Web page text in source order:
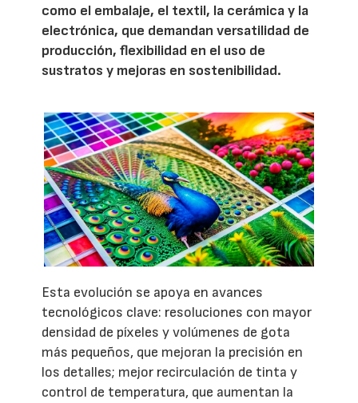
como el embalaje, el textil, la cerámica y la
electrónica, que demandan versatilidad de
producción, flexibilidad en el uso de
sustratos y mejoras en sostenibilidad.
Esta evolución se apoya en avances
tecnológicos clave: resoluciones con mayor
densidad de píxeles y volúmenes de gota
más pequeños, que mejoran la precisión en
los detalles; mejor recirculación de tinta y
control de temperatura, que aumentan la